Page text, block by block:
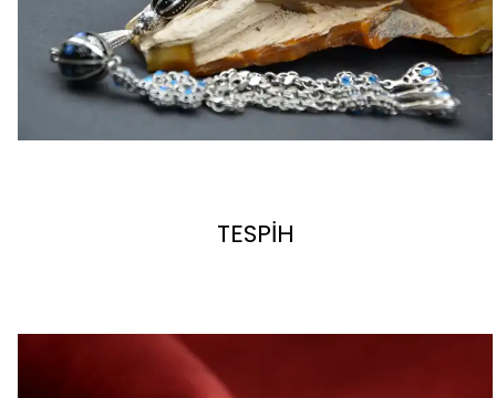
TESPİH